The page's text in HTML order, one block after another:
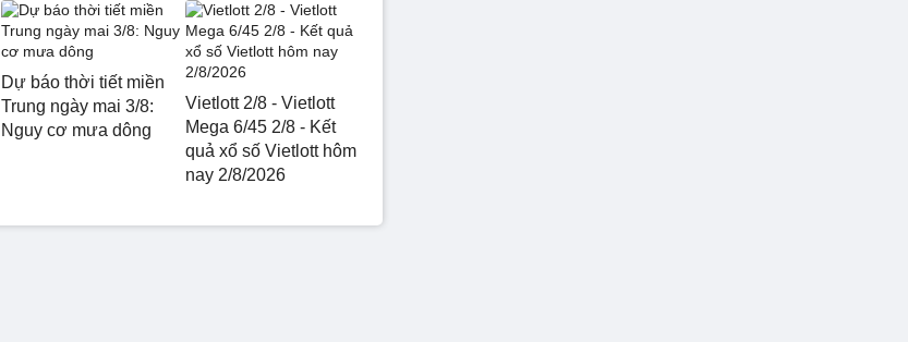
Dự báo thời tiết miền
Trung ngày mai 3/8:
Nguy cơ mưa dông
Vietlott 2/8 - Vietlott
Mega 6/45 2/8 - Kết
quả xổ số Vietlott hôm
nay 2/8/2026